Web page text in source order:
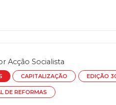
Acção Socialista
CAPITALIZAÇÃO EDIÇÃO
DE REFORMAS